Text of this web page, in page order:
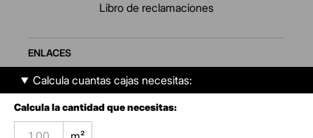
Calcula cuantas cajas necesitas:
Calcula la cantidad que necesitas:
Libro de reclamaciones
ENLACES
AMBIENTES
SERVICIO AL CLIENTE